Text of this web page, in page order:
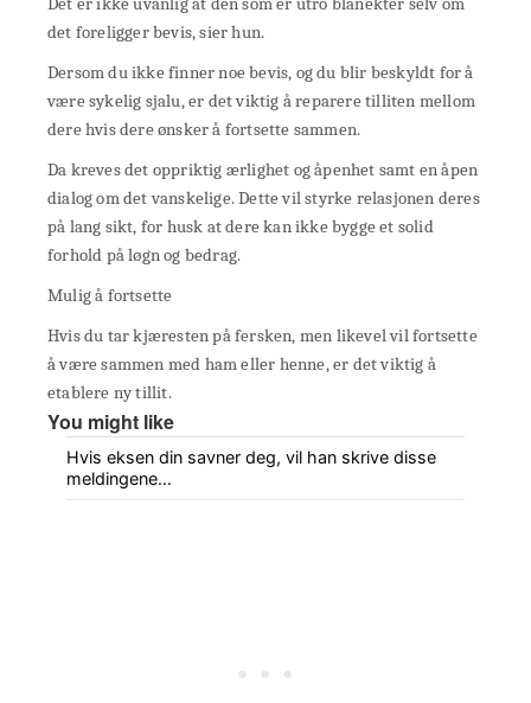
det foreligger bevis, sier hun.
Dersom du ikke finner noe bevis, og du blir beskyldt for å
være sykelig sjalu, er det viktig å reparere tilliten mellom
dere hvis dere ønsker å fortsette sammen.
Da kreves det oppriktig ærlighet og åpenhet samt en åpen
dialog om det vanskelige. Dette vil styrke relasjonen deres
på lang sikt, for husk at dere kan ikke bygge et solid
forhold på løgn og bedrag.
Mulig å fortsette
Hvis du tar kjæresten på fersken, men likevel vil fortsette
å være sammen med ham eller henne, er det viktig å
etablere ny tillit.
You might like
Hvis eksen din savner deg, vil han skrive disse
meldingene…